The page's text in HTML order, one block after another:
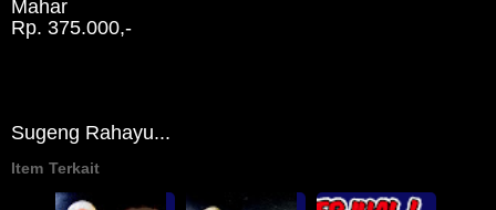
Mahar
Rp. 375.000,-
Sugeng Rahayu...
Item Terkait